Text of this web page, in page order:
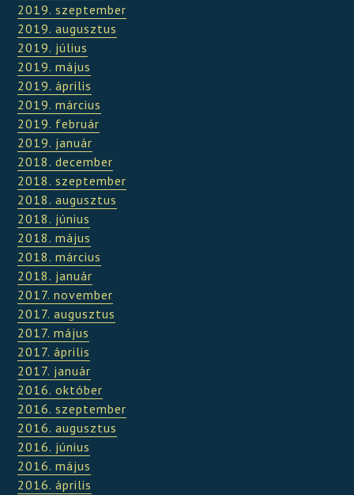
2019. szeptember
2019. augusztus
2019. július
2019. május
2019. április
2019. március
2019. február
2019. január
2018. december
2018. szeptember
2018. augusztus
2018. június
2018. május
2018. március
2018. január
2017. november
2017. augusztus
2017. május
2017. április
2017. január
2016. október
2016. szeptember
2016. augusztus
2016. június
2016. május
2016. április